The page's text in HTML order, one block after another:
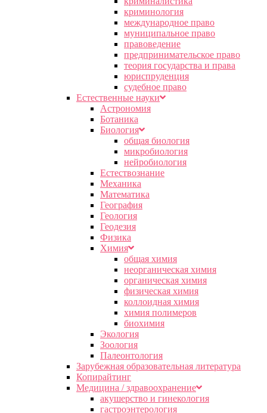
криминология
международное право
муниципальное право
правоведение
предпринимательское право
теория государства и права
юриспруденция
судебное право
Естественные науки
Астрономия
Ботаника
Биология
общая биология
микробиология
нейробиология
Естествознание
Механика
Математика
География
Геология
Геодезия
Физика
Химия
общая химия
неорганическая химия
органическая химия
физическая химия
коллоидная химия
химия полимеров
биохимия
Экология
Зоология
Палеонтология
Зарубежная образовательная литература
Копирайтинг
Медицина / здравоохранение
акушерство и гинекология
гастроэнтерология